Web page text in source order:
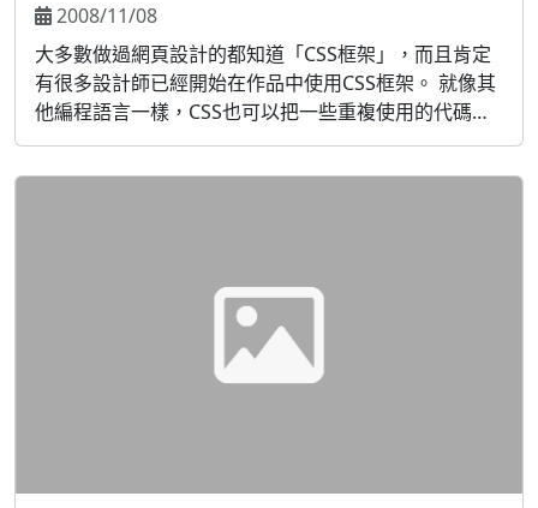
2008/11/08
大多數做過網頁設計的都知道「CSS框架」，而且肯定
有很多設計師已經開始在作品中使用CSS框架。 就像其
他編程語言一樣，CSS也可以把一些重複使用的代碼整
合起來，這樣可以減輕很多的工作量。 恰當地利用CSS
框架可以縮短開發時間，不過話說回來，如果選錯了